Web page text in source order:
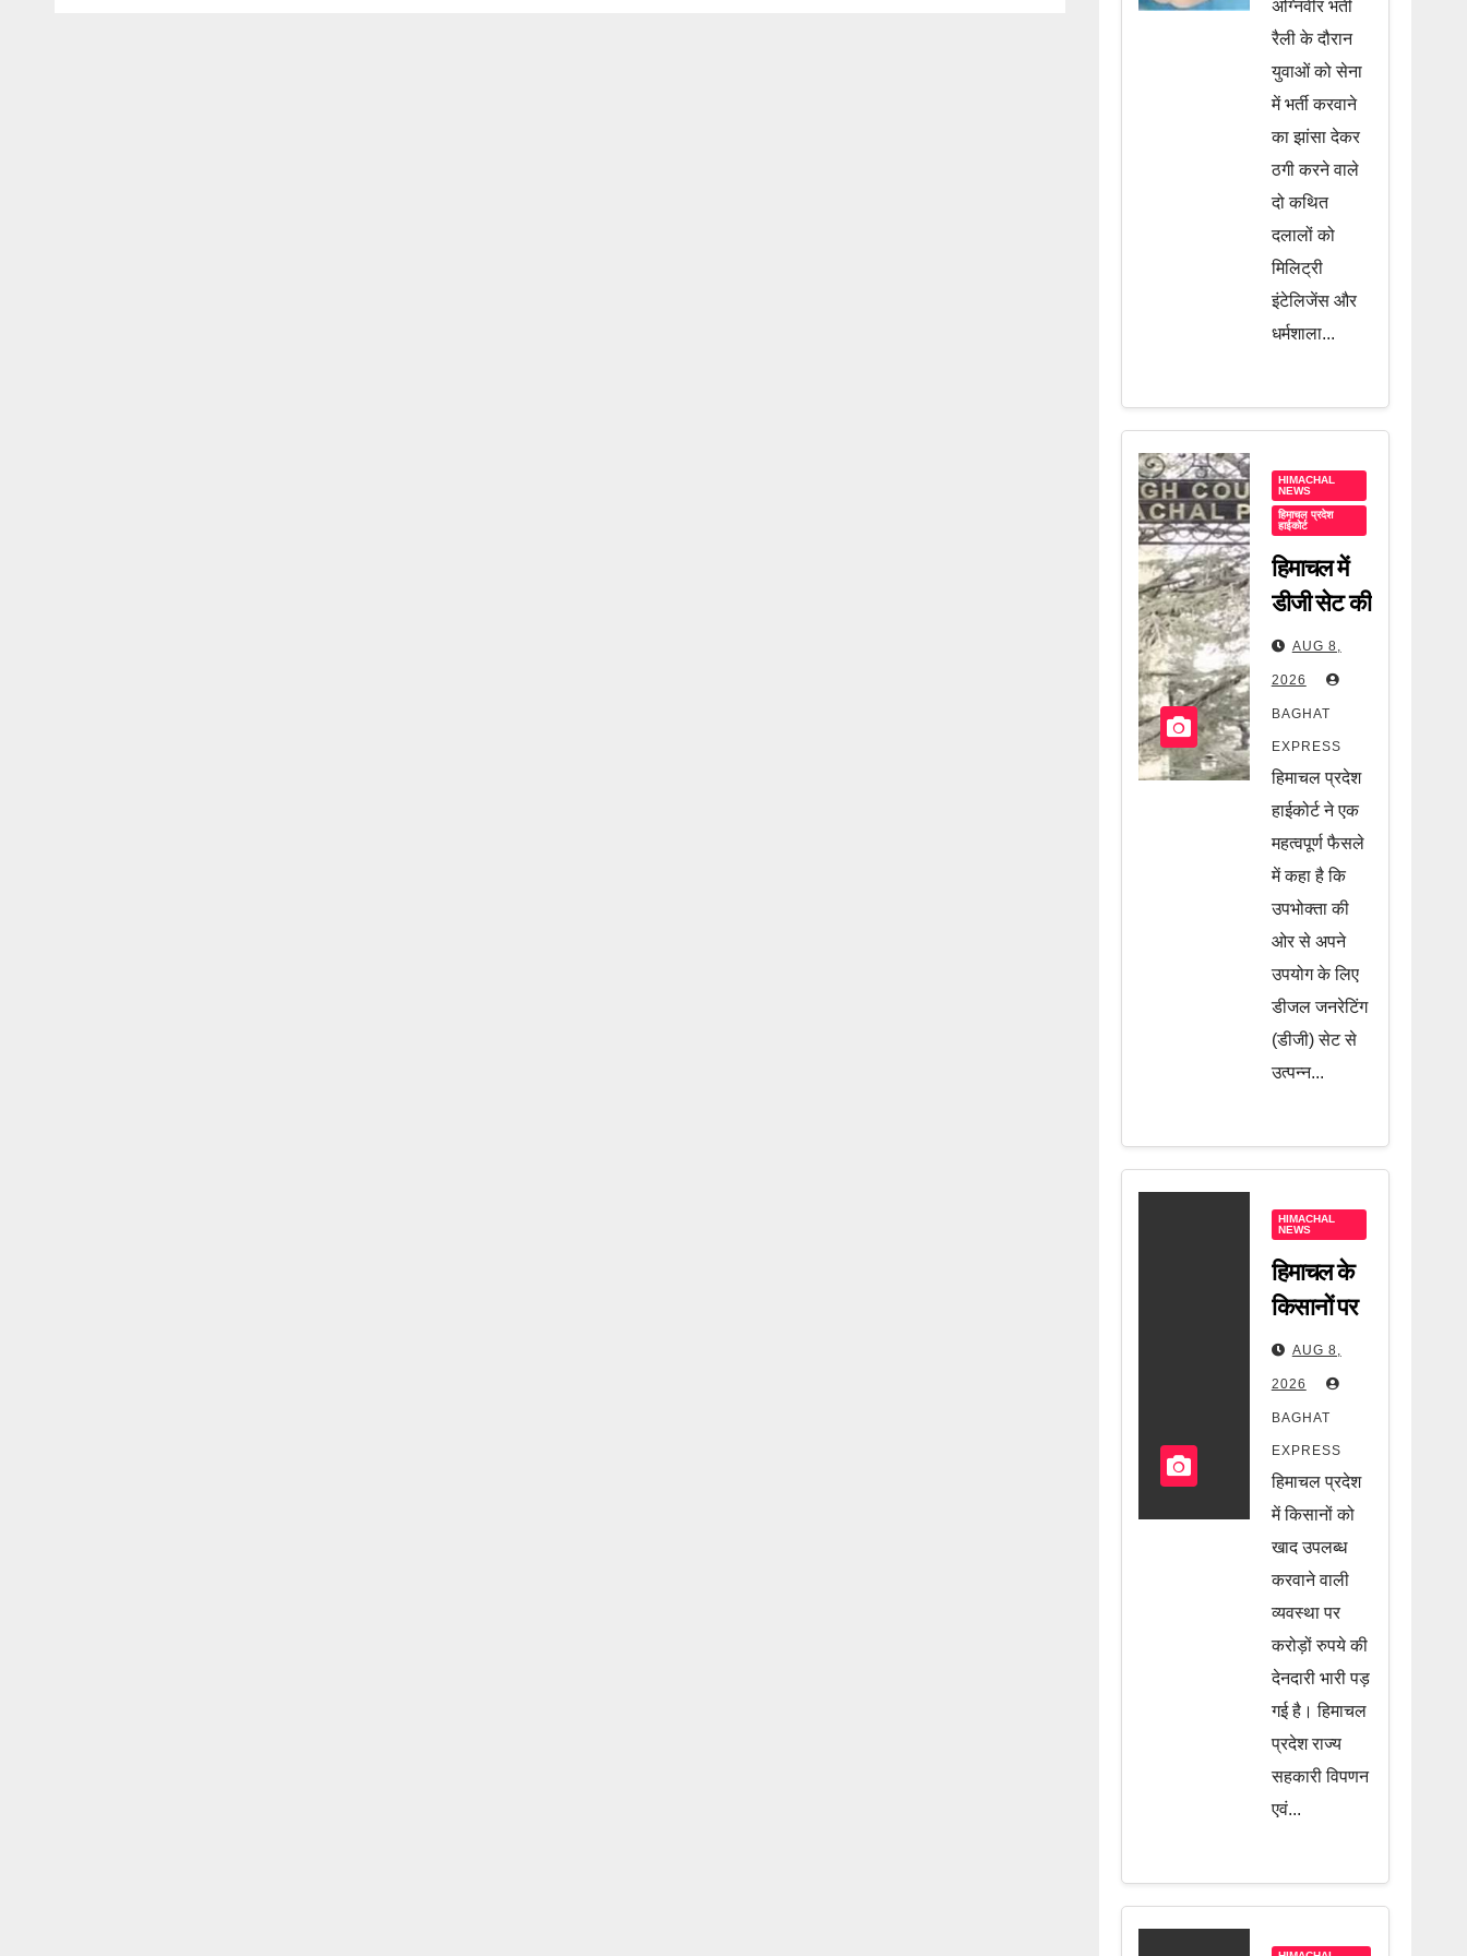
दिलाने के
नाम पर चल
रहा था खेल,
दो दलाल
गिरफ्तार,
जानें पूरी
खबर
अग्निवीर भर्ती
रैली के दौरान
युवाओं को सेना
में भर्ती करवाने
का झांसा देकर
ठगी करने वाले
दो कथित
दलालों को
मिलिट्री
इंटेलिजेंस और
धर्मशाला...
HIMACHAL
NEWS
हिमाचल प्रदेश
हाईकोर्ट
हिमाचल में
डीजी सेट की
बिजली पर
हाईकोर्ट का
बड़ा फैसला!
अब नहीं
वसूली जा
सकेगी
ड्यूटी, जानें
पूरी खबर
AUG 8,
2026
BAGHAT
EXPRESS
हिमाचल प्रदेश
हाईकोर्ट ने एक
महत्वपूर्ण फैसले
में कहा है कि
उपभोक्ता की
ओर से अपने
उपयोग के लिए
डीजल जनरेटिंग
(डीजी) सेट से
उत्पन्न...
HIMACHAL
NEWS
हिमाचल के
किसानों पर
बढ़ा बड़ा
संकट!
करोड़ों की
देनदारी के
चलते खाद
की सप्लाई
बंद, जानें पूरी
खबर
AUG 8,
2026
BAGHAT
EXPRESS
हिमाचल प्रदेश
में किसानों को
खाद उपलब्ध
करवाने वाली
व्यवस्था पर
करोड़ों रुपये की
देनदारी भारी पड़
गई है। हिमाचल
प्रदेश राज्य
सहकारी विपणन
एवं...